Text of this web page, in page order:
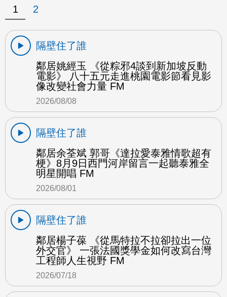
1 2
隔壁住了誰
鄰居姚經玉 《從粽邪4談到新加坡反動
電影》 八十五元走進桃園電影節看見影
像改變社會力量 FM
2026/08/08
隔壁住了誰
鄰居余荃斌 郭哥《達拉愛泰雅情歌超有
梗》8月9日西門河岸留言一起聽泰雅全
明星開唱 FM
2026/08/01
隔壁住了誰
鄰居楊子葆 《從馬特拉不拉卻拉出一位
外交官》 一張法國獎學金如何改寫台灣
工程師人生視野 FM
2026/07/18